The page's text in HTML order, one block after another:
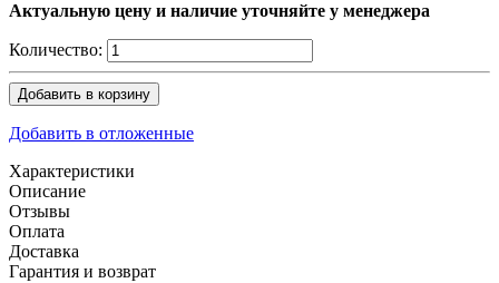
Актуальную цену и наличие уточняйте у менеджера
Количество:
Добавить в корзину
Добавить в отложенные
Характеристики
Описание
Отзывы
Оплата
Доставка
Гарантия и возврат